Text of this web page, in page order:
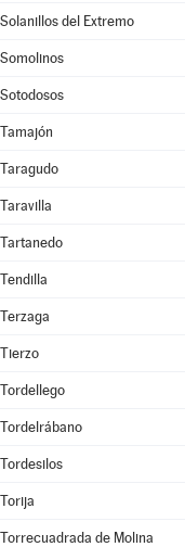
Solanillos del Extremo
Somolinos
Sotodosos
Tamajón
Taragudo
Taravilla
Tartanedo
Tendilla
Terzaga
Tierzo
Tordellego
Tordelrábano
Tordesilos
Torija
Torrecuadrada de Molina